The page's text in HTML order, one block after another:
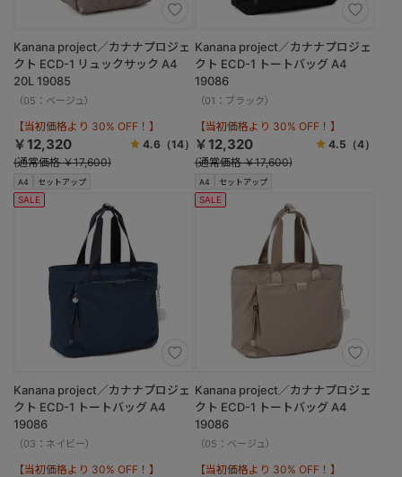
A4 セットアップ
Kanana project／カナナプロジェ
クト ECD-1 リュックサック A4
20L 19085
（05：ベージュ）
【当初価格より 30% OFF！】
￥12,320 4.6 （14）
(通常価格 ￥17,600)
A4 セットアップ
Kanana project／カナナプロジェ
クト ECD-1 トートバッグ A4
19086
（01：ブラック）
【当初価格より 30% OFF！】
￥12,320 4.5 （4）
(通常価格 ￥17,600)
SALE
Kanana project／カナナプロジェ
クト ECD-1 トートバッグ A4
19086
（03：ネイビー）
【当初価格より 30% OFF！】
SALE
Kanana project／カナナプロジェ
クト ECD-1 トートバッグ A4
19086
（05：ベージュ）
【当初価格より 30% OFF！】